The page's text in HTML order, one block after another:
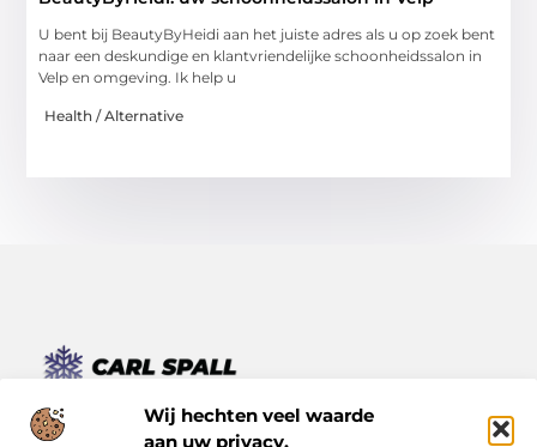
Wij hechten veel waarde
aan uw privacy.
U bent bij BeautyByHeidi aan het juiste adres als u op zoek bent
naar een deskundige en klantvriendelijke schoonheidssalon in
Velp en omgeving. Ik help u
Health / Alternative
Van kleine momenten tot grote inzichten – lees het hier.
Ontdek een verscheidenheid aan blogs en artikelen die je